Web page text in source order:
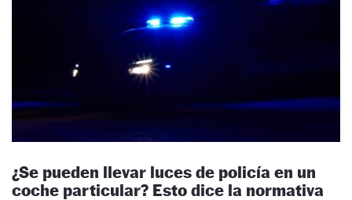
¿Se pueden llevar luces de policía en un
coche particular? Esto dice la normativa